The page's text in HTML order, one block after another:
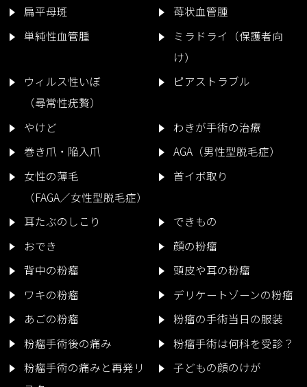
扁平母斑
苺状血管腫
単純性血管腫
ミラドライ（保護者向
け）
ウィルス性いぼ
（尋常性疣贅）
ピアストラブル
やけど
わきが手術の治療
巻き爪・陥入爪
AGA（男性型脱毛症）
女性の薄毛
（FAGA／女性型脱毛症）
首イボ取り
耳たぶのしこり
できもの
おでき
顔の粉瘤
背中の粉瘤
頭皮や耳の粉瘤
ワキの粉瘤
デリケートゾーンの粉瘤
あごの粉瘤
粉瘤の手術当日の服装
粉瘤手術後の痛み
粉瘤手術は何科を受診？
粉瘤手術の痛みと再発リ
子どもの顔のけが